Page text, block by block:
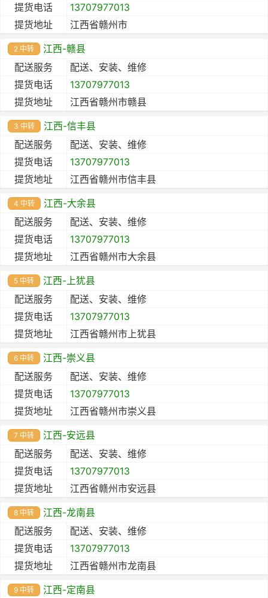
提货电话
13707977013
提货地址
江西省赣州市
2 中转
江西-赣县
配送服务
配送、安装、维修
提货电话
13707977013
提货地址
江西省赣州市赣县
3 中转
江西-信丰县
配送服务
配送、安装、维修
提货电话
13707977013
提货地址
江西省赣州市信丰县
4 中转
江西-大余县
配送服务
配送、安装、维修
提货电话
13707977013
提货地址
江西省赣州市大余县
5 中转
江西-上犹县
配送服务
配送、安装、维修
提货电话
13707977013
提货地址
江西省赣州市上犹县
6 中转
江西-崇义县
配送服务
配送、安装、维修
提货电话
13707977013
提货地址
江西省赣州市崇义县
7 中转
江西-安远县
配送服务
配送、安装、维修
提货电话
13707977013
提货地址
江西省赣州市安远县
8 中转
江西-龙南县
配送服务
配送、安装、维修
提货电话
13707977013
提货地址
江西省赣州市龙南县
9 中转
江西-定南县